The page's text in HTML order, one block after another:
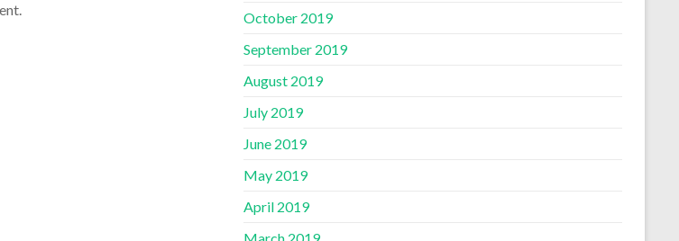
October 2019
September 2019
August 2019
July 2019
June 2019
May 2019
April 2019